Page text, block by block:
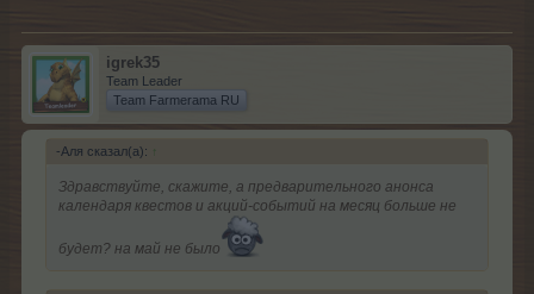
igrek35
Team Leader
Team Farmerama RU
-Аля сказал(а): ↑
Здравствуйте, скажите, а предварительного анонса
календаря квестов и акций-событий на месяц больше не
будет? на май не было